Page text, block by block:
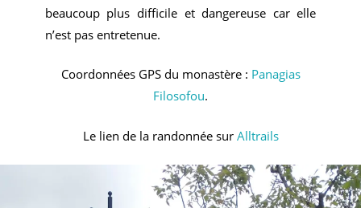
beaucoup plus difficile et dangereuse car elle
n’est pas entretenue.
Coordonnées GPS du monastère : Panagias
Filosofou.
Le lien de la randonnée sur Alltrails